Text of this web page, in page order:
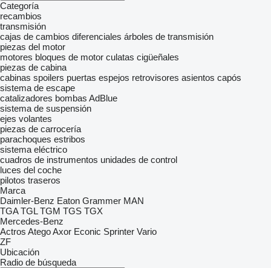
Categoría
recambios
transmisión
cajas de cambios diferenciales árboles de transmisión
piezas del motor
motores bloques de motor culatas cigüeñales
piezas de cabina
cabinas spoilers puertas espejos retrovisores asientos capós
sistema de escape
catalizadores bombas AdBlue
sistema de suspensión
ejes volantes
piezas de carrocería
parachoques estribos
sistema eléctrico
cuadros de instrumentos unidades de control
luces del coche
pilotos traseros
Marca
Daimler-Benz Eaton Grammer MAN
TGA TGL TGM TGS TGX
Mercedes-Benz
Actros AtegoAxor Econic Sprinter Vario
ZF
Ubicación
Radio de búsqueda